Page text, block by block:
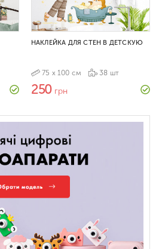
НАКЛЕЙКА ДЛЯ СТЕН В ДЕТСКУЮ
75 х 100 см 38 шт
250 грн